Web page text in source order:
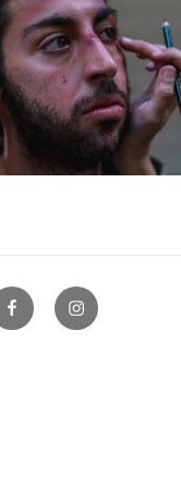
FacebookInstagram